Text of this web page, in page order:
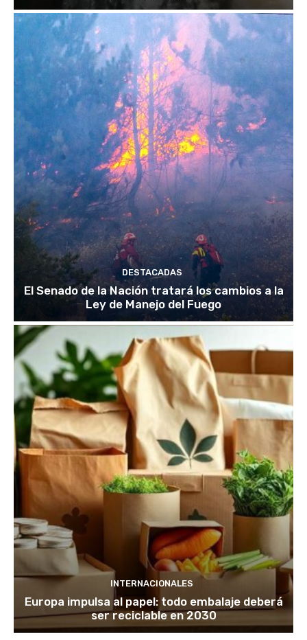
DESTACADAS
El Senado de la Nación tratará los cambios a la
Ley de Manejo del Fuego
INTERNACIONALES
Europa impulsa al papel: todo embalaje deberá
ser reciclable en 2030